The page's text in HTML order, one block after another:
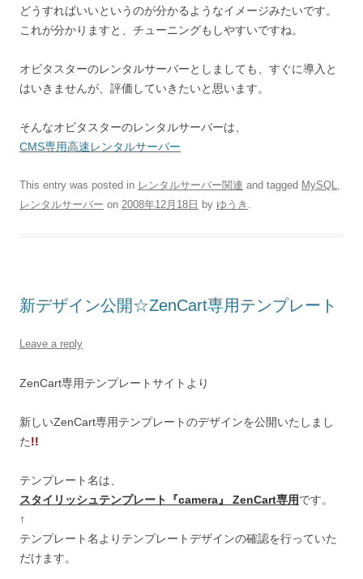
どうすればいいというのが分かるようなイメージみたいです。
これが分かりますと、チューニングもしやすいですね。
オビタスターのレンタルサーバーとしましても、すぐに導入と
はいきませんが、評価していきたいと思います。
そんなオビタスターのレンタルサーバーは、
CMS専用高速レンタルサーバー
This entry was posted in レンタルサーバー関連 and tagged MySQL,
レンタルサーバー on 2008年12月18日 by ゆうき .
新デザイン公開☆ZenCart専用テンプレート
Leave a reply
ZenCart専用テンプレートサイトより
新しいZenCart専用テンプレートのデザインを公開いたしまし
た!!
テンプレート名は、
スタイリッシュテンプレート『camera』 ZenCart専用です。
↑
テンプレート名よりテンプレートデザインの確認を行っていた
だけます。